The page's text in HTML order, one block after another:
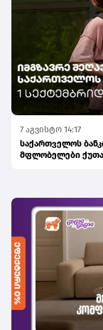
7 აგვისტო 14:17
საქართველოს
მფლობელები